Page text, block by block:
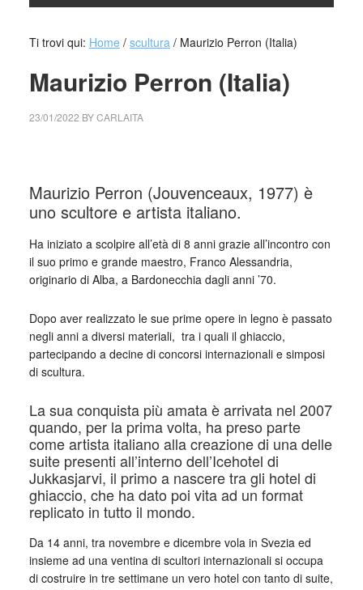
Ti trovi qui: Home / scultura /Maurizio Perron (Italia)
Maurizio Perron (Italia)
23/01/2022 BYCARLAITA
Maurizio Perron (Jouvenceaux, 1977) è
uno scultore e artista italiano.
Ha iniziato a scolpire all’età di 8 anni grazie all’incontro con
il suo primo e grande maestro, Franco Alessandria,
originario di Alba, a Bardonecchia dagli anni ’70.
Dopo aver realizzato le sue prime opere in legno è passato
negli anni a diversi materiali, tra i quali il ghiaccio,
partecipando a decine di concorsi internazionali e simposi
di scultura.
La sua conquista più amata è arrivata nel 2007
quando, per la prima volta, ha preso parte
come artista italiano alla creazione di una delle
suite presenti all’interno dell’Icehotel di
Jukkasjarvi, il primo a nascere tra gli hotel di
ghiaccio, che ha dato poi vita ad un format
replicato in tutto il mondo.
Da 14 anni, tra novembre e dicembre vola in Svezia ed
insieme ad una ventina di scultori internazionali si occupa
di costruire in tre settimane un vero hotel con tanto di suite,